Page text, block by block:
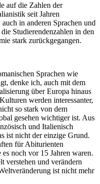
auf die Zahlen der
seit Jahren
in anderen Sprachen und
Studierendenzahlen in den
stark zurückgegangen.
Sprachen wie
denke ich, auch mit dem
über Europa hinaus
werden interessanter,
so stark von dem
gesehen wichtiger ist. Aus
und Italienisch
ist nicht der einzige Grund.
für Abiturienten
noch vor 15 Jahren waren.
verstehen und verändern
ist nicht mehr